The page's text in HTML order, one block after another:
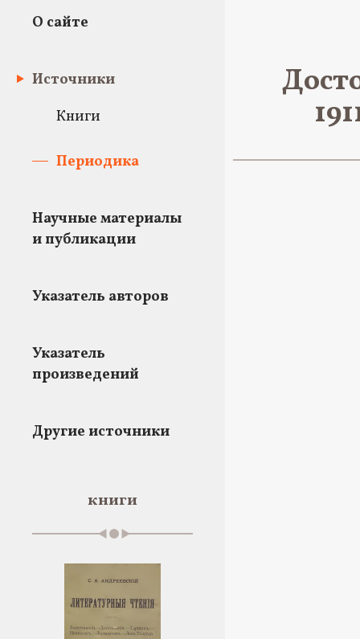
О сайте
Источники
Книги
Периодика
Научные материалы
и публикации
Указатель авторов
Указатель
произведений
Другие источники
книги